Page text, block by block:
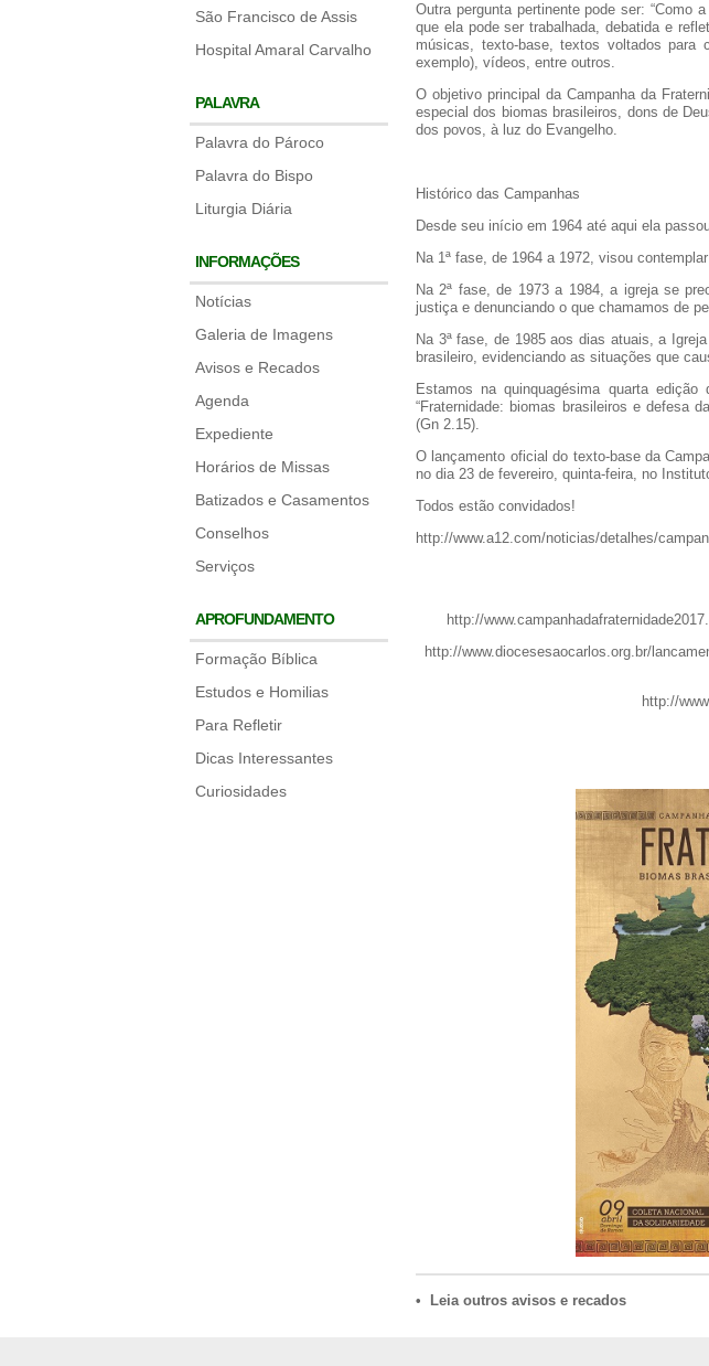
São Francisco de Assis
Hospital Amaral Carvalho
PALAVRA
Palavra do Pároco
Palavra do Bispo
Liturgia Diária
INFORMAÇÕES
Notícias
Galeria de Imagens
Avisos e Recados
Agenda
Expediente
Horários de Missas
Batizados e Casamentos
Conselhos
Serviços
APROFUNDAMENTO
Formação Bíblica
Estudos e Homilias
Para Refletir
Dicas Interessantes
Curiosidades
Outra pergunta pertinente pode ser: “Como
que ela pode ser trabalhada, debatida e
músicas, texto-base, textos voltados para
exemplo), vídeos, entre outros.
O objetivo principal da Campanha da
especial dos biomas brasileiros, dons de
dos povos, à luz do Evangelho.
Histórico das Campanhas
Desde seu início em 1964 até aqui ela
Na 1ª fase, de 1964 a 1972, visou
Na 2ª fase, de 1973 a 1984, a igreja se
justiça e denunciando o que chamamos de
Na 3ª fase, de 1985 aos dias atuais, a
brasileiro, evidenciando as situações que
Estamos na quinquagésima quarta
“Fraternidade: biomas brasileiros e defesa
(Gn 2.15).
O lançamento oficial do texto-base da
no dia 23 de fevereiro, quinta-feira, no
Todos estão convidados!
http://www.a12.com/noticias/detalhes/
http://
http://www.diocesesaocarlos.org.br/
http://
• Leia outros avisos e recados